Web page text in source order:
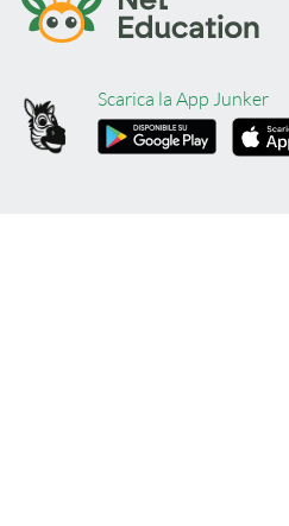
Scarica la App Junker